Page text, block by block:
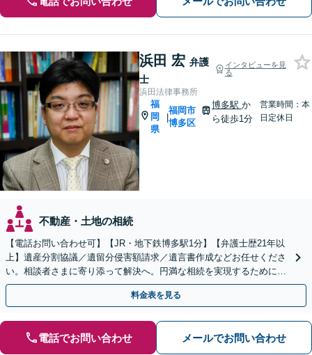
浜田 宏 弁護
士
インタビューを見
る
浜田法律事務所
福
岡
県
|
福岡市
博多区
博多駅 か
ら徒歩1分
営業時間：本
日定休日
不動産・土地の相続
【電話お問い合わせ可】【JR・地下鉄博多駅1分】【弁護士歴21年以
上】遺産分割協議／遺留分侵害額請求／遺言書作成などお任せくださ
い。相談者さまに寄り添って解決へ。円満な相続を実現するために
も、経験豊富な弁護士にお任せください
料金表を見る
電話でお問い合わせ メールでお問い合わせ